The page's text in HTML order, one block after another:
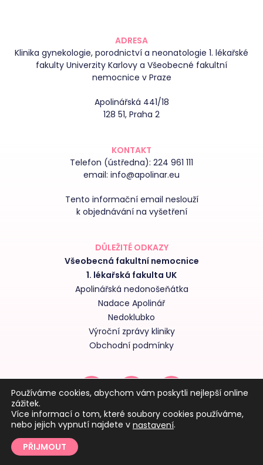
ADRESA
Klinika gynekologie, porodnictví a neonatologie 1. lékařské
fakulty Univerzity Karlovy a Všeobecné fakultní
nemocnice v Praze
Apolinářská 441/18
128 51, Praha 2
KONTAKT
Telefon (ústředna): 224 961 111
email: info@apolinar.eu
Tento informační email neslouží
k objednávání na vyšetření
DŮLEŽITÉ ODKAZY
Všeobecná fakultní nemocnice
1. lékařská fakulta UK
Apolinářská nedonošeňátka
Nadace Apolinář
Nedoklubko
Výroční zprávy kliniky
Obchodní podmínky
Používáme cookies, abychom vám poskytli nejlepší online
zážitek.
Více informací o tom, které soubory cookies používáme,
nebo jejich vypnutí najdete v nastavení.
PŘIJMOUT